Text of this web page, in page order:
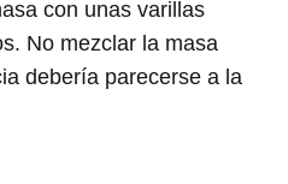
con unas varillas
No mezclar la masa
debería parecerse a la